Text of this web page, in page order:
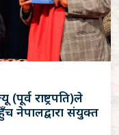
(पूर्व राष्ट्रपति)ले
नेपालद्वारा संयुक्त